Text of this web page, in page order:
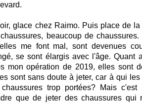
glace chez Raimo. Puis place de
beaucoup de
me font mal, sont devenues
se sont élargis avec l'âge. Quant
mon opération de 2019, elles sont
sont sans doute à jeter, car à qui
trop portées? Mais
que de jeter des chaussures qui